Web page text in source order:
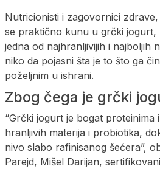
Nutricionisti i zagovornici
se praktično kunu u grčki jogurt,
jedna od najhranljivijih i najboljih
niko da pojasni šta je to što ga
poželjnim u ishrani.
Zbog čega je grčki
“Grčki jogurt je bogat proteinima
hranljivih materija i probiotika,
nivo slabo rafinisanog šećera”,
Parejd, Mišel Darijan,